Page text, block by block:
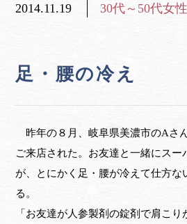
2014.11.19 30代～50代女性
足・腰の冷え
昨年の８月、岐阜県美濃市のAさ
ご来店された。お友達と一緒にスー
が、とにかく足・腰が冷えて仕方な
る。
「お友達が人参製剤の錠剤で肩こ